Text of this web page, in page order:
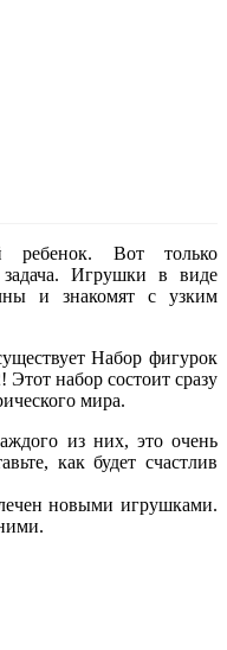
Вот только
Игрушки в виде
и знакомят с узким
Набор фигурок
набор состоит сразу
мира.
из них, это очень
как будет счастлив
новыми игрушками.